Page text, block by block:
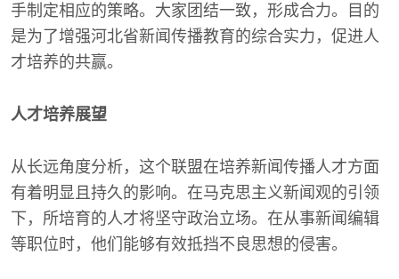
手制定相应的策略。大家团结一致，形成合力。目的
是为了增强河北省新闻传播教育的综合实力，促进人
才培养的共赢。
人才培养展望
从长远角度分析，这个联盟在培养新闻传播人才方面
有着明显且持久的影响。在马克思主义新闻观的引领
下，所培育的人才将坚守政治立场。在从事新闻编辑
等职位时，他们能够有效抵挡不良思想的侵害。